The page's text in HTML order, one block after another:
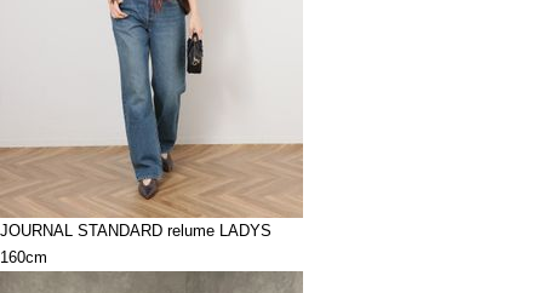
JOURNAL STANDARD relume LADYS
160cm